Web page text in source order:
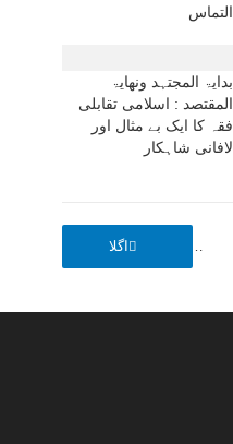
التماس
بدایۃ المجتہد ونھایۃ
المقتصد : اسلامی تقابلی
فقہ کا ایک بے مثال اور
لافانی شاہکار
… اگلا